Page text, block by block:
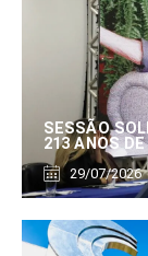
SESSÃO
213 ANOS
29/07/2026